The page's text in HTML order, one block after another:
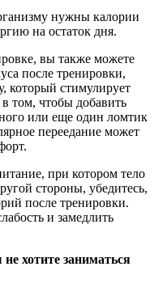
нужны калории
на остаток дня.
вы также можете
после тренировки,
который стимулирует
том, чтобы добавить
или еще один ломтик
переедание может
при котором тело
стороны, убедитесь,
после тренировки.
и замедлить
хотите заниматься